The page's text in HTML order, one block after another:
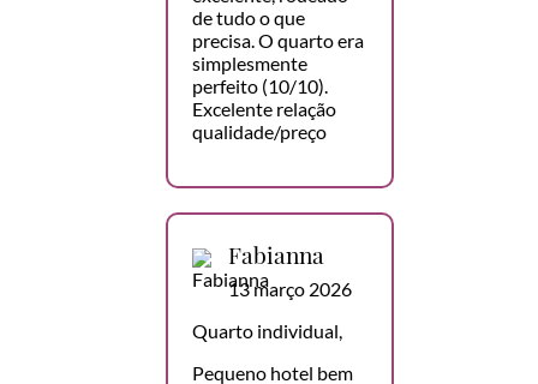
de tudo o que
precisa. O quarto era
simplesmente
perfeito (10/10).
Excelente relação
qualidade/preço
Fabianna
13 março 2026
Quarto individual,
Pequeno hotel bem